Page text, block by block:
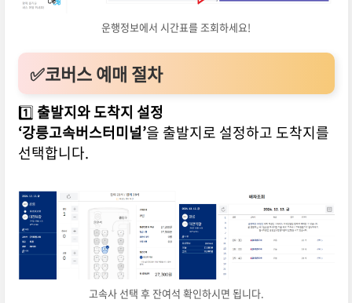
운행정보에서 시간표를 조회하세요!
✅코버스 예매 절차
1️⃣ 출발지와 도착지 설정
‘강릉고속버스터미널’을 출발지로 설정하고 도착지를
선택합니다.
고속사 선택 후 잔여석 확인하시면 됩니다.